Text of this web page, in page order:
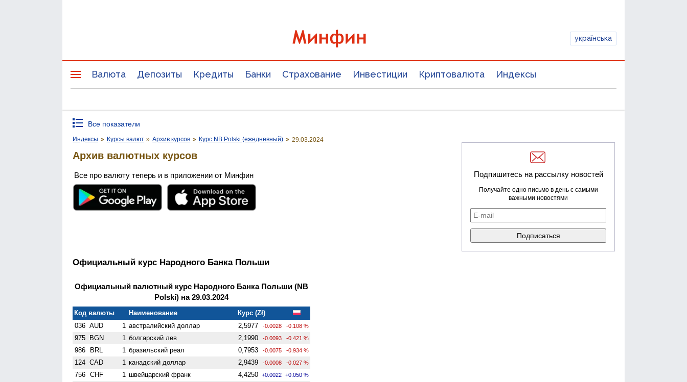
українська
Валюта Депозиты Кредиты Банки Страхование Инвестиции Криптовалюта Индексы
Все показатели
Индексы » Курсы валют » Архив курсов » Курс NB Polski (ежедневный) » 29.03.2024
Архив валютных курсов
Все про валюту теперь и в приложении от Минфин
Официальный курс Народного Банка Польши
Официальный валютный курс Народного Банка Польши (NB
Polski) на 29.03.2024
Код валюты Наименование
Курс (Zł)
036 AUD 1 австралийский доллар 2,5977 -0.0028 -0.108 %
975 BGN 1 болгарский лев 2,1990 -0.0093 -0.421 %
986 BRL 1 бразильский реал 0,7953 -0.0075 -0.934 %
124 CAD 1 канадский доллар 2,9439 -0.0008 -0.027 %
756 CHF 1 швейцарский франк 4,4250 +0.0022 +0.050 %
Подпишитесь на рассылку новостей
Получайте одно письмо в день с самыми
важными новостями